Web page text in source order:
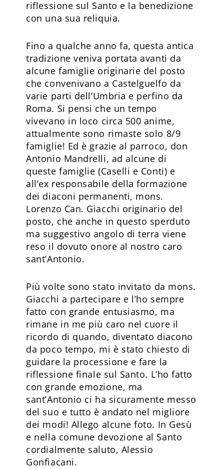
riflessione sul Santo e la benedizione
con una sua reliquia.
Fino a qualche anno fa, questa antica
tradizione veniva portata avanti da
alcune famiglie originarie del posto
che convenivano a Castelguelfo da
varie parti dell’Umbria e perfino da
Roma. Si pensi che un tempo
vivevano in loco circa 500 anime,
attualmente sono rimaste solo 8/9
famiglie! Ed è grazie al parroco, don
Antonio Mandrelli, ad alcune di
queste famiglie (Caselli e Conti) e
all’ex responsabile della formazione
dei diaconi permanenti, mons.
Lorenzo Can. Giacchi originario del
posto, che anche in questo sperduto
ma suggestivo angolo di terra viene
reso il dovuto onore al nostro caro
sant’Antonio.
Più volte sono stato invitato da mons.
Giacchi a partecipare e l’ho sempre
fatto con grande entusiasmo, ma
rimane in me più caro nel cuore il
ricordo di quando, diventato diacono
da poco tempo, mi è stato chiesto di
guidare la processione e fare la
riflessione finale sul Santo. L’ho fatto
con grande emozione, ma
sant’Antonio ci ha sicuramente messo
del suo e tutto è andato nel migliore
dei modi! Allego alcune foto. In Gesù
e nella comune devozione al Santo
cordialmente saluto, Alessio
Gonfiacani.